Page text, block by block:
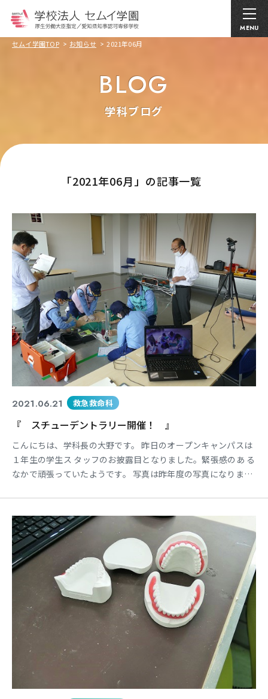
MENU
セムイ学園TOP お知らせ 2021年06月
BLOG
学科ブログ
｢2021年06月」の記事一覧
2021.06.21 救急救命科
『 スチューデントラリー開催！ 』
こんにちは、学科長の大野です。 昨日のオープンキャンパスは
１年生の学生ス タッフのお披露目となりました。緊張感のあ る
なかで頑張っていたようです。 写真は昨年度の写真になりま
ています。 この「スチューデントラリー」とは・・・